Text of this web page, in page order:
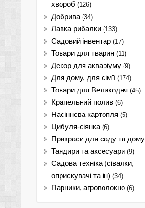
хвороб (126)
Добрива (34)
Лавка рибалки (133)
Садовий інвентар (17)
Товари для тварин (11)
Декор для акваріуму (9)
Для дому, для сім'ї (174)
Товари для Великодня (45)
Крапельний полив (6)
Насіннєва картопля (5)
Цибуля-сіянка (6)
Прикраси для саду та дому
Тандири та аксесуари (9)
Садова техніка (сівалки,
оприскувачі та ін) (34)
Парники, агроволокно (6)